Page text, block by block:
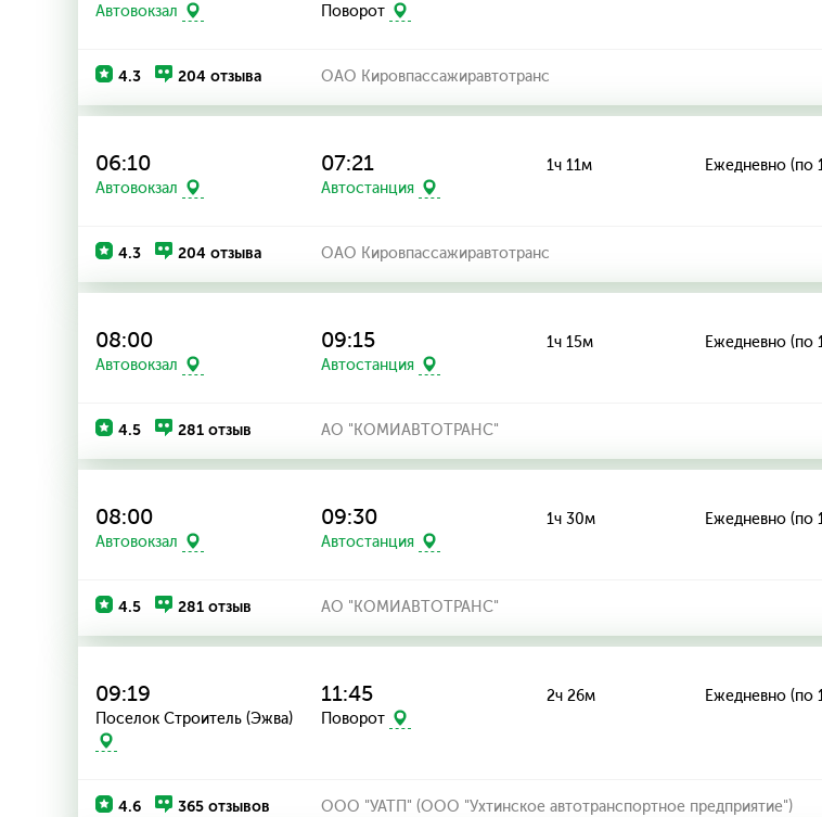
Автовокзал Поворот
4.3 204 отзыва ОАО Кировпассажиравтотранс
06:10
Автовокзал
07:21
Автостанция
1ч 11м Ежедневно (по
4.3 204 отзыва ОАО Кировпассажиравтотранс
08:00
Автовокзал
09:15
Автостанция
1ч 15м Ежедневно (по
4.5 281 отзыв АО "КОМИАВТОТРАНС"
08:00
Автовокзал
09:30
Автостанция
1ч 30м Ежедневно (по
4.5 281 отзыв АО "КОМИАВТОТРАНС"
09:19
Поселок Строитель (Эжва)
11:45
Поворот
2ч 26м Ежедневно (по
4.6 365 отзывов ООО "УАТП" (ООО "Ухтинское автотранспортное предприятие")